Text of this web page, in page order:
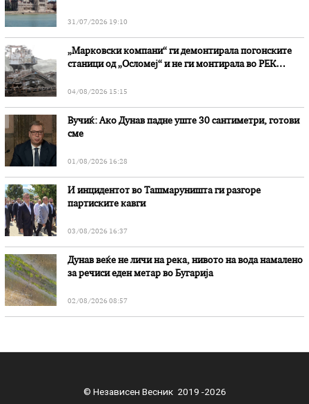
31/07/2026 19:10
„Марковски компани“ ги демонтирала погонските
станици од „Осломеј“ и не ги монтирала во РЕК
04/08/2026 15:15
Вучиќ: Ако Дунав падне уште 30 сантиметри, готови
сме
01/08/2026 16:28
И инцидентот во Ташмаруништa ги разгоре
партиските кавги
03/08/2026 16:37
Дунав веќе не личи на река, нивото на вода намалено
за речиси еден метар во Бугарија
02/08/2026 08:57
© Независен Весник 2019 -2026